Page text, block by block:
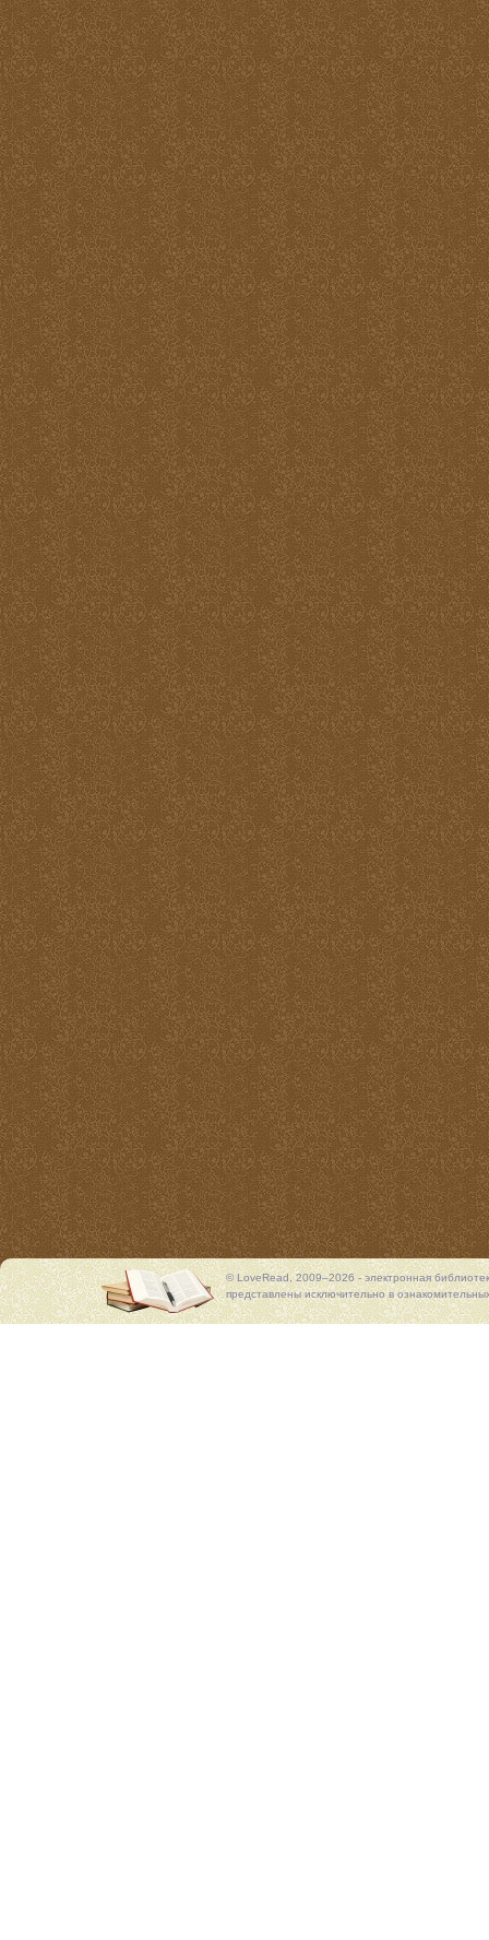
© LoveRead, 2009–2026 - электронная
представлены исключительно в